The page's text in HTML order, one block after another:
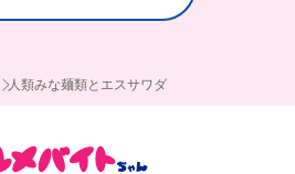
人類みな麺類とエスサワダ